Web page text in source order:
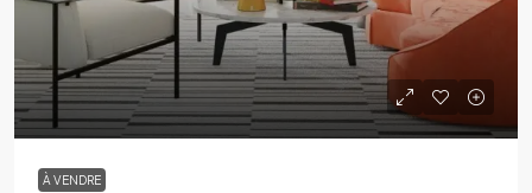
À VENDRE